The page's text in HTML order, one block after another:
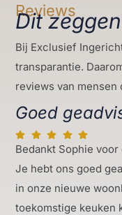
Reviews
Dit
Bij Exclusief
transparantie.
reviews van mensen
Goed
Bedankt Sophie
Je hebt ons goed
in onze nieuwe
toekomstige keuken